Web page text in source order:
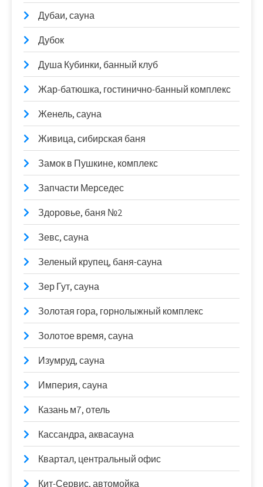
Дубаи, сауна
Дубок
Душа Кубинки, банный клуб
Жар-батюшка, гостинично-банный комплекс
Женель, сауна
Живица, сибирская баня
Замок в Пушкине, комплекс
Запчасти Мерседес
Здоровье, баня №2
Зевс, сауна
Зеленый крупец, баня-сауна
Зер Гут, сауна
Золотая гора, горнолыжный комплекс
Золотое время, сауна
Изумруд, сауна
Империя, сауна
Казань м7, отель
Кассандра, аквасауна
Квартал, центральный офис
Кит-Сервис, автомойка